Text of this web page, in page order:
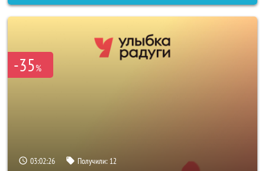
-35%
03:02:24 Получили: 12